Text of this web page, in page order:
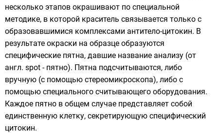
несколько этапов окрашивают по специальной
методике, в которой краситель связывается только с
образовавшимися комплексами антитело-цитокин. В
результате окраски на образце образуются
специфические пятна, давшие название анализу (от
англ. spot - пятно). Пятна подсчитываются, либо
вручную (с помощью стереомикроскопа), либо с
помощью специального считывающего оборудования.
Каждое пятно в общем случае представляет собой
единственную клетку, секретирующую специфический
цитокин.